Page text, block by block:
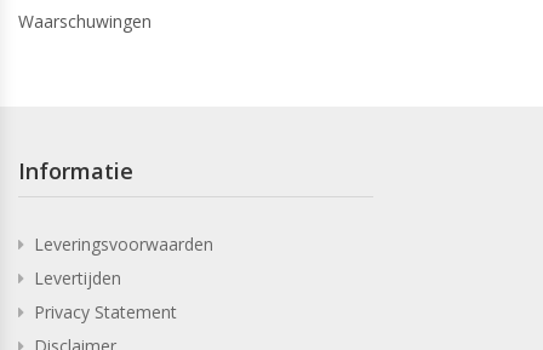
Waarschuwingen
Informatie
Leveringsvoorwaarden
Levertijden
Privacy Statement